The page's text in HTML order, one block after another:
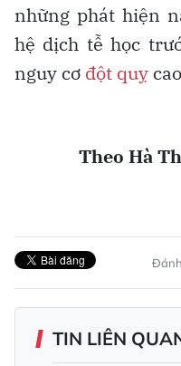
những phát hiện
hệ dịch tễ học
nguy cơ đột quỵ
Theo Hà
TIN LIÊN